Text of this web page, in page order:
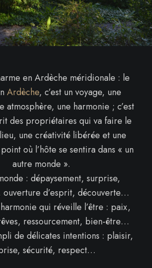
en Ardèche méridionale : le
Ardèche, c’est un voyage, une
atmosphère, une harmonie ; c’est
des propriétaires qui va faire le
une créativité libérée et une
où l’hôte se sentira dans « un
autre monde ».
: dépaysement, surprise,
ouverture d’esprit, découverte…
qui réveille l’être : paix,
ressourcement, bien-être…
de délicates intentions : plaisir,
sécurité, respect…